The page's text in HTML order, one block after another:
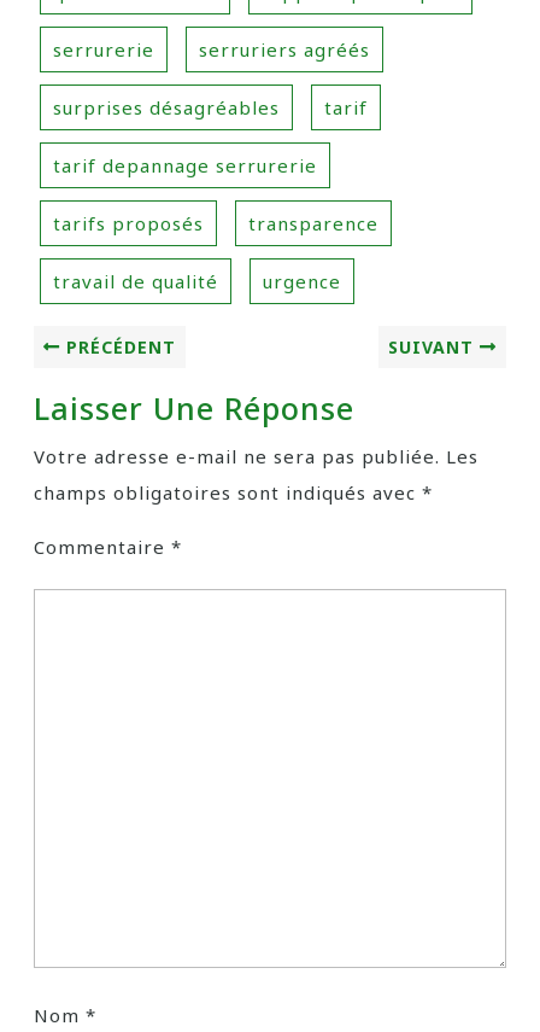
serrurerie serruriers agréés
surprises désagréables tarif
tarif depannage serrurerie
tarifs proposés transparence
travail de qualité urgence
PRÉCÉDENT SUIVANT
Laisser Une Réponse
Votre adresse e-mail ne sera pas publiée. Les
champs obligatoires sont indiqués avec *
Commentaire *
Nom *